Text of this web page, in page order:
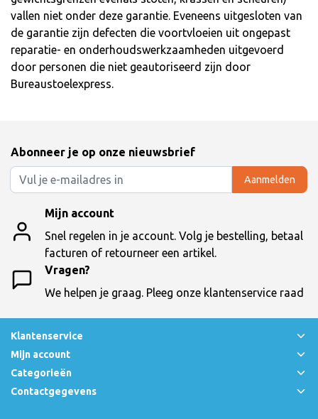
vallen niet onder deze garantie. Eveneens uitgesloten van
de garantie zijn defecten die voortvloeien uit ongepast
reparatie- en onderhoudswerkzaamheden uitgevoerd
door personen die niet geautoriseerd zijn door
Bureaustoelexpress.
Abonneer je op onze nieuwsbrief
Aanmelden
Mijn account
Snel regelen in je account. Volg je bestelling, betaal
facturen of retourneer een artikel.
Vragen?
We helpen je graag. Pleeg onze klantenservice raad
Klantenservice
Mijn account
Categorieën
Contactgegevens